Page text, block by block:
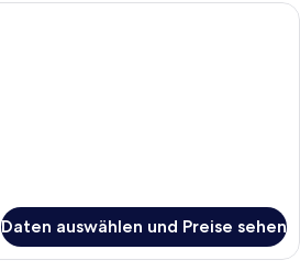
Ein gemütliches Schlafzimmer mit
Daten auswählen und Preise sehen